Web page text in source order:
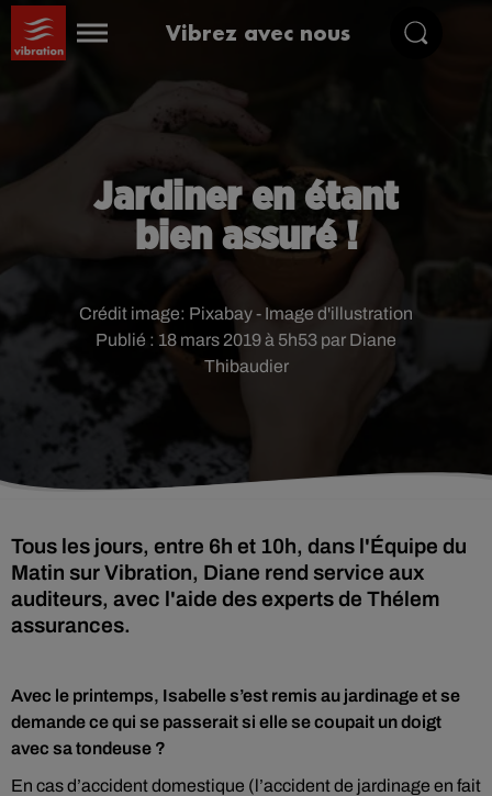
Vibrez avec nous
Jardiner en étant
bien assuré !
Publié : 18 mars 2019 à 5h53 par Diane
Thibaudier
Crédit image: Pixabay - Image d'illustration
Tous les jours, entre 6h et 10h, dans l'Équipe du
Matin sur Vibration, Diane rend service aux
auditeurs, avec l'aide des experts de Thélem
assurances.
Avec le printemps, Isabelle s’est remis au jardinage et se
demande ce qui se passerait si elle se coupait un doigt
avec sa tondeuse ?
En cas d’accident domestique (l’accident de jardinage en fait